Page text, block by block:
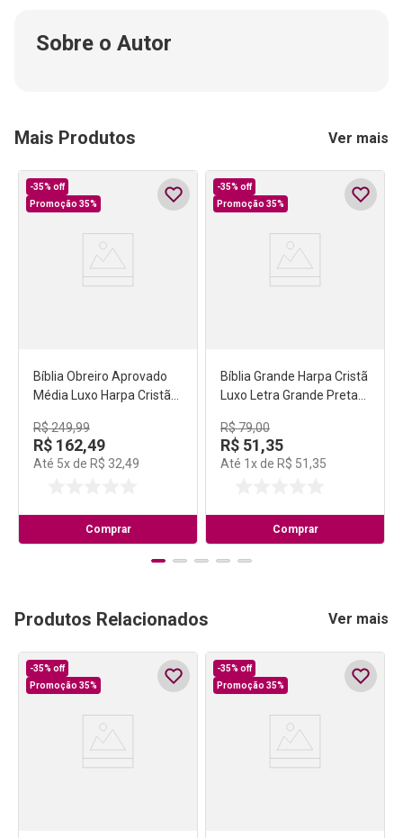
Sobre o Autor
Mais Produtos Ver mais
-35% off
Promoção 35%
Bíblia Obreiro Aprovado
Média Luxo Harpa Cristã
R$249,99
R$ 162,49
Até 5x de R$ 32,49
Comprar
-35% off
Promoção 35%
Bíblia Grande Harpa Cristã
Luxo Letra Grande Preta
R$79,00
R$ 51,35
Até 1 x de R$ 51 ,35
Comprar
Produtos Relacionados Ver mais
-35% off
Promoção 35%
-35% off
Promoção 35%